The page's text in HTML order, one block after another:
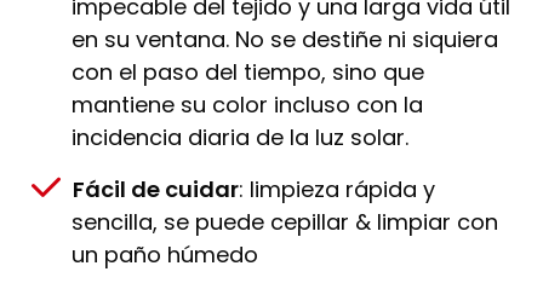
impecable del tejido y una larga vida útil
en su ventana. No se destiñe ni siquiera
con el paso del tiempo, sino que
mantiene su color incluso con la
incidencia diaria de la luz solar.
Fácil de cuidar: limpieza rápida y
sencilla, se puede cepillar & limpiar con
un paño húmedo